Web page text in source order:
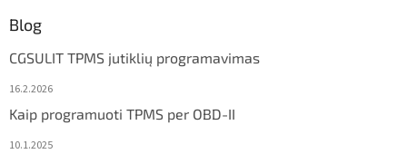
Blog
CGSULIT TPMS jutiklių programavimas
16.2.2026
Kaip programuoti TPMS per OBD-II
10.1.2025